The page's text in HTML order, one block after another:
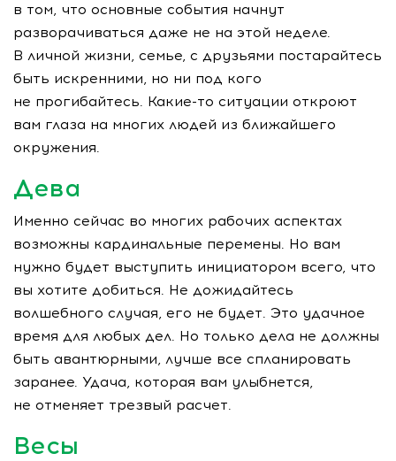
в том, что основные события начнут
разворачиваться даже не на этой неделе.
В личной жизни, семье, с друзьями постарайтесь
быть искренними, но ни под кого
не прогибайтесь. Какие-то ситуации откроют
вам глаза на многих людей из ближайшего
окружения.
Дева
Именно сейчас во многих рабочих аспектах
возможны кардинальные перемены. Но вам
нужно будет выступить инициатором всего, что
вы хотите добиться. Не дожидайтесь
волшебного случая, его не будет. Это удачное
время для любых дел. Но только дела не должны
быть авантюрными, лучше все спланировать
заранее. Удача, которая вам улыбнется,
не отменяет трезвый расчет.
Весы